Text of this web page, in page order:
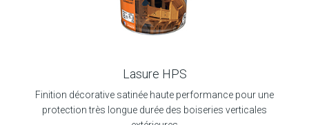
Lasure HPS
Finition décorative satinée haute performance pour une
protection très longue durée des boiseries verticales